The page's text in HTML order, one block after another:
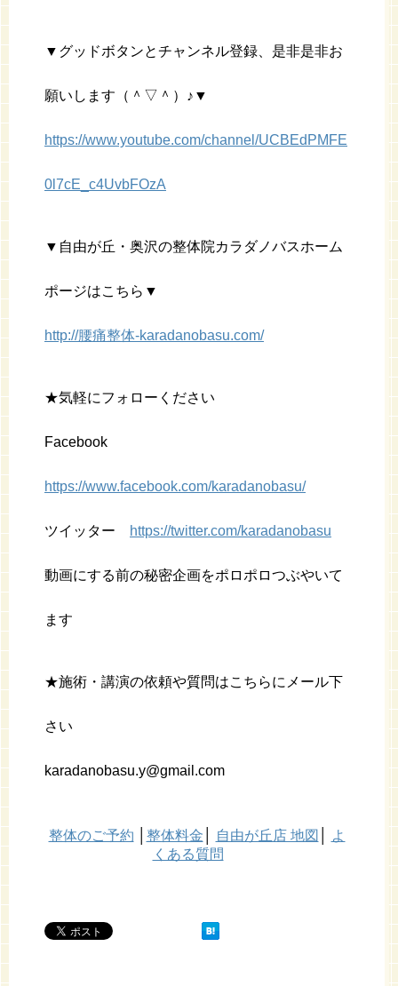
▼グッドボタンとチャンネル登録、是非是非お
願いします（＾▽＾）♪▼
https://www.youtube.com/channel/UCBEdPMFE
0l7cE_c4UvbFOzA
▼自由が丘・奥沢の整体院カラダノバスホーム
ポージはこちら▼
http://腰痛整体-karadanobasu.com/
★気軽にフォローください
Facebook
https://www.facebook.com/karadanobasu/
ツイッター https://twitter.com/karadanobasu
動画にする前の秘密企画をポロポロつぶやいて
ます
★施術・講演の依頼や質問はこちらにメール下
さい
karadanobasu.y@gmail.com
整体のご予約 整体料金 自由が丘店 地図
よ
くある質問